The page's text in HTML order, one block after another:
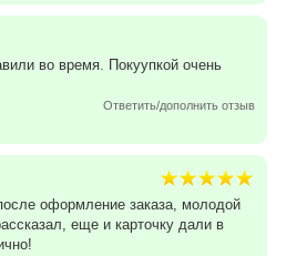
во время. Покуупкой очень
Ответить/дополнить отзыв
оформление заказа, молодой
еще и карточку дали в